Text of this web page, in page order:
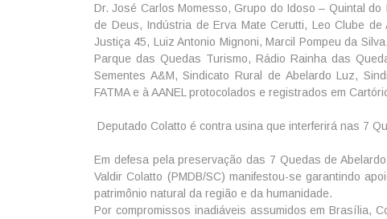
Dr. José Carlos Momesso, Grupo do Idoso – Quintal
de Deus, Indústria de Erva Mate Cerutti, Leo Clube
Justiça 45, Luiz Antonio Mignoni, Marcil Pompeu da
Parque das Quedas Turismo, Rádio Rainha das
Sementes A&M, Sindicato Rural de Abelardo Luz,
FATMA e à AANEL protocolados e registrados em
Deputado Colatto é contra usina que interferirá nas 7
Em defesa pela preservação das 7 Quedas de
Valdir Colatto (PMDB/SC) manifestou-se garantindo
patrimônio natural da região e da humanidade.
Por compromissos inadiáveis assumidos em Brasília,